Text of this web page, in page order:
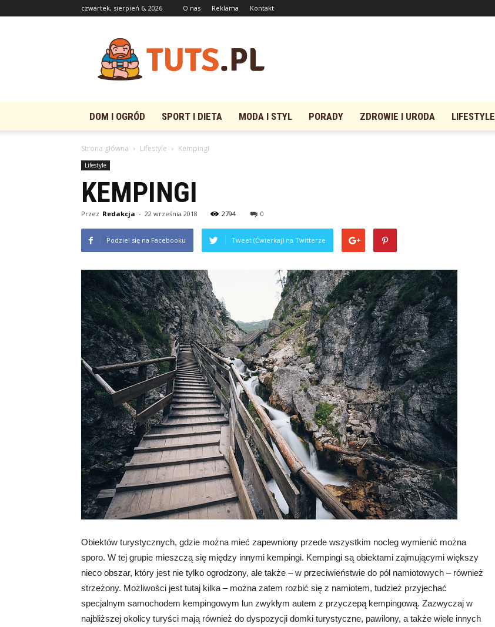
czwartek, sierpień 6, 2026 O nas Reklama Kontakt
Tuts.pl
DOM I OGRÓD SPORT I DIETA MODA I STYL PORADY ZDROWIE I URODA LIFESTYLE
Strona główna Lifestyle Kempingi
Lifestyle
KEMPINGI
Przez Redakcja - 22 września 2018 2794 0
Podziel się na Facebooku Tweet (Ćwierkaj) na Twitterze
Obiektów turystycznych, gdzie można mieć zapewniony przede wszystkim nocleg wymienić można
sporo. W tej grupie mieszczą się między innymi kempingi. Kempingi są obiektami zajmującymi większy
nieco obszar, który jest nie tylko ogrodzony, ale także – w przeciwieństwie do pól namiotowych – również
strzeżony. Możliwości jest tutaj kilka – można zatem rozbić się z namiotem, tudzież przyjechać
specjalnym samochodem kempingowym lun zwykłym autem z przyczepą kempingową. Zazwyczaj w
najbliższej okolicy turyści mają również do dyspozycji domki turystyczne, pawilony, a także wiele innych